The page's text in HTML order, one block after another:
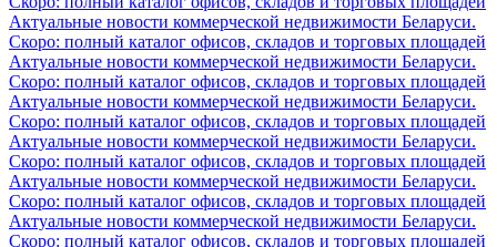
Актуальные новости коммерческой недвижимости Беларуси.
Скоро: полный каталог офисов, складов и торговых площадей
Актуальные новости коммерческой недвижимости Беларуси.
Скоро: полный каталог офисов, складов и торговых площадей
Актуальные новости коммерческой недвижимости Беларуси.
Скоро: полный каталог офисов, складов и торговых площадей
Актуальные новости коммерческой недвижимости Беларуси.
Скоро: полный каталог офисов, складов и торговых площадей
Актуальные новости коммерческой недвижимости Беларуси.
Скоро: полный каталог офисов, складов и торговых площадей
Актуальные новости коммерческой недвижимости Беларуси.
Скоро: полный каталог офисов, складов и торговых площадей